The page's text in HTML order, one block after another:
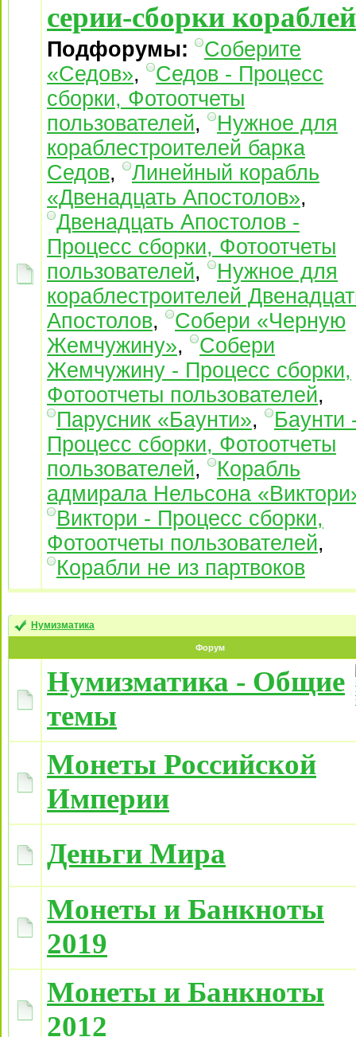
серии-сборки кораблей
Подфорумы:
Соберите
«Седов»,
Седов - Процесс
сборки, Фотоотчеты
пользователей,
Нужное для
кораблестроителей барка
Седов,
Линейный корабль
«Двенадцать Апостолов»,
Двенадцать Апостолов -
Процесс сборки, Фотоотчеты
пользователей,
Нужное для
кораблестроителей
Апостолов,
Собери «Черную
Жемчужину»,
Собери
Жемчужину - Процесс сборки,
Фотоотчеты пользователей,
Парусник «Баунти»,
Баунти
Процесс сборки, Фотоотчеты
пользователей,
Корабль
адмирала Нельсона
Виктори - Процесс сборки,
Фотоотчеты пользователей,
Корабли не из партвоков
Нумизматика
Форум
Нумизматика - Общие
темы
Монеты Российской
Империи
Деньги Мира
Монеты и Банкноты
2019
Монеты и Банкноты
2012